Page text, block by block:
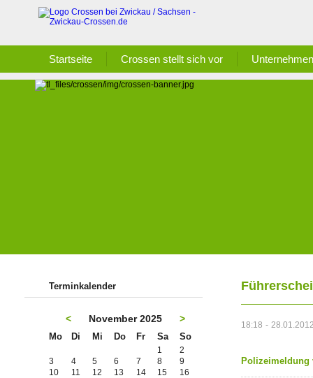
Startseite Crossen stellt sich vor
Terminkalender
< November 2025
>
Mo
Di Mi Do Fr Sa So
1
2
3
4 5 6 7 8
9
10
11 12 13 14 15
16
18:18 -
Polizeimeldung